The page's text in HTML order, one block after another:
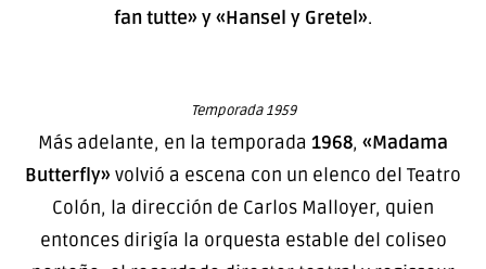
fan tutte» y«Hansel y Gretel».
Temporada 1959
Más adelante, en la temporada 1968, «Madama
Butterfly»volvió a escena con un elenco del Teatro
Colón, la dirección de Carlos Malloyer, quien
entonces dirigía la orquesta estable del coliseo